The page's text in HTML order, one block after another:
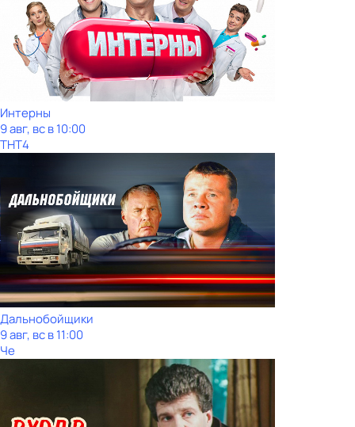
Интерны
9 авг, вс в 10:00
ТНТ4
Дальнобойщики
9 авг, вс в 11:00
Че